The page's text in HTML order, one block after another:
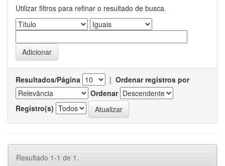
Utilizar filtros para refinar o resultado de busca.
Resultados/Página | Ordenar registros por
Ordenar
Registro(s)
Resultado 1-1 de 1.